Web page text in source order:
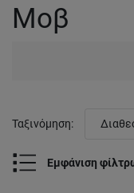
Μοβ
Εμφάνιση
Ταξινόμηση: